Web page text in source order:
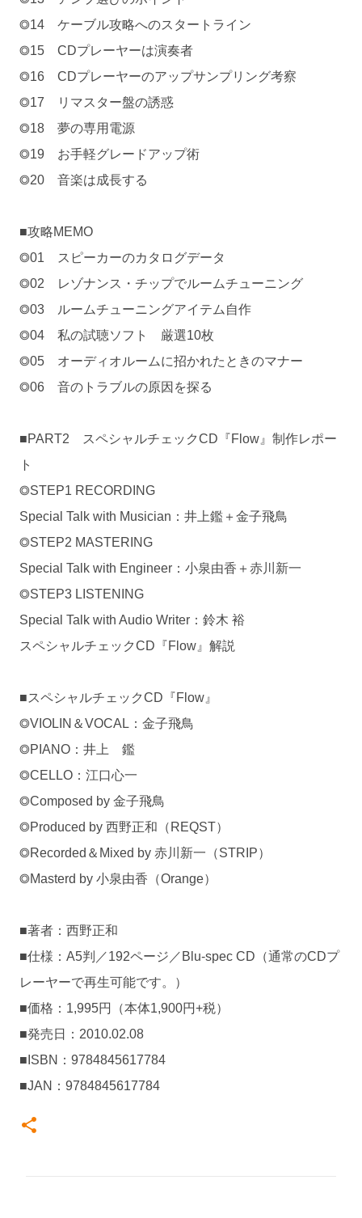
◎14 ケーブル攻略へのスタートライン
◎15 CDプレーヤーは演奏者
◎16 CDプレーヤーのアップサンプリング考察
◎17 リマスター盤の誘惑
◎18 夢の専用電源
◎19 お手軽グレードアップ術
◎20 音楽は成長する
■攻略MEMO
◎01 スピーカーのカタログデータ
◎02 レゾナンス・チップでルームチューニング
◎03 ルームチューニングアイテム自作
◎04 私の試聴ソフト 厳選10枚
◎05 オーディオルームに招かれたときのマナー
◎06 音のトラブルの原因を探る
■PART2 スペシャルチェックCD『Flow』制作レポー
ト
◎STEP1 RECORDING
Special Talk with Musician：井上鑑＋金子飛鳥
◎STEP2 MASTERING
Special Talk with Engineer：小泉由香＋赤川新一
◎STEP3 LISTENING
Special Talk with Audio Writer：鈴木 裕
スペシャルチェックCD『Flow』解説
■スペシャルチェックCD『Flow』
◎VIOLIN＆VOCAL：金子飛鳥
◎PIANO：井上 鑑
◎CELLO：江口心一
◎Composed by 金子飛鳥
◎Produced by 西野正和（REQST）
◎Recorded＆Mixed by 赤川新一（STRIP）
◎Masterd by 小泉由香（Orange）
■著者：西野正和
■仕様：A5判／192ページ／Blu-spec CD（通常のCDプ
レーヤーで再生可能です。）
■価格：1,995円（本体1,900円+税）
■発売日：2010.02.08
■ISBN：9784845617784
■JAN：9784845617784